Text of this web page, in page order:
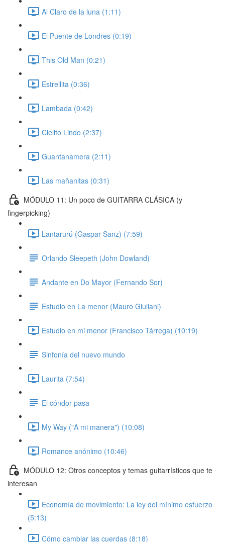
Al Claro de la luna (1:11)
El Puente de Londres (0:19)
This Old Man (0:21)
Estrellita (0:36)
Lambada (0:42)
Cielito Lindo (2:37)
Guantanamera (2:11)
Las mañanitas (0:31)
MÓDULO 11: Un poco de GUITARRA CLÁSICA (y
fingerpicking)
Lantarurú (Gaspar Sanz) (7:59)
Orlando Sleepeth (John Dowland)
Andante en Do Mayor (Fernando Sor)
Estudio en La menor (Mauro Giuliani)
Estudio en mi menor (Francisco Tárrega) (10:19)
Sinfonía del nuevo mundo
Laurita (7:54)
El cóndor pasa
My Way ("A mi manera") (10:08)
Romance anónimo (10:46)
MÓDULO 12: Otros conceptos y temas guitarrísticos que te
interesan
Economía de movimiento: La ley del mínimo esfuerzo
(5:13)
Cómo cambiar las cuerdas (8:18)